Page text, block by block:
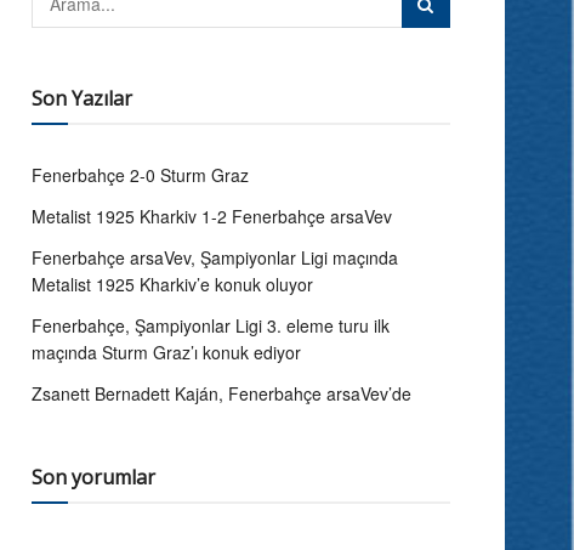
Son Yazılar
Fenerbahçe 2-0 Sturm Graz
Metalist 1925 Kharkiv 1-2 Fenerbahçe arsaVev
Fenerbahçe arsaVev, Şampiyonlar Ligi maçında
Metalist 1925 Kharkiv’e konuk oluyor
Fenerbahçe, Şampiyonlar Ligi 3. eleme turu ilk
maçında Sturm Graz’ı konuk ediyor
Zsanett Bernadett Kaján, Fenerbahçe arsaVev’de
Son yorumlar